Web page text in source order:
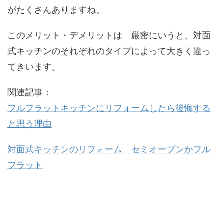
がたくさんありますね。
このメリット・デメリットは 厳密にいうと、対面
式キッチンのそれぞれのタイプによって大きく違っ
てきいます。
関連記事：
フルフラットキッチンにリフォームしたら後悔する
と思う理由
対面式キッチンのリフォーム セミオープンかフル
フラット